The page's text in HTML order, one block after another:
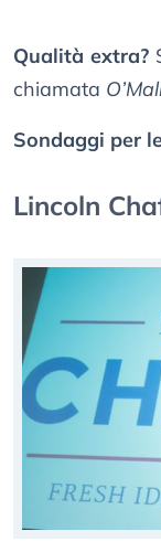
Qualità extra?
chiamata
Sondaggi per
Lincoln